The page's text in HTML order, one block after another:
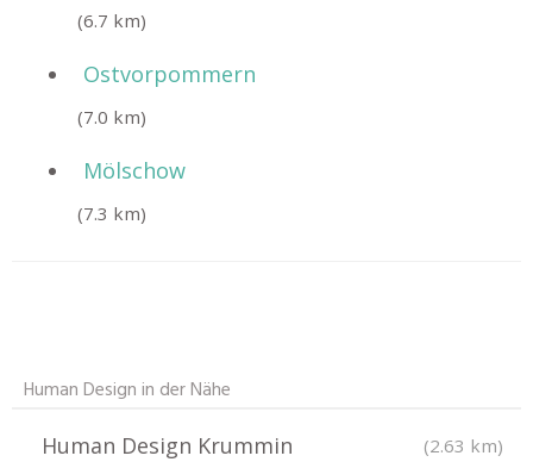
(6.7 km)
Ostvorpommern
(7.0 km)
Mölschow
(7.3 km)
Human Design in der Nähe
Human Design Krummin (2.63 km)